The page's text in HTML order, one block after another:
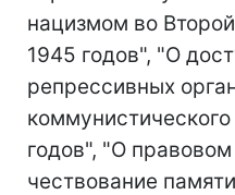
нацизмом во
1945 годов", "О
репрессивных
годов", "О правовом
чествование